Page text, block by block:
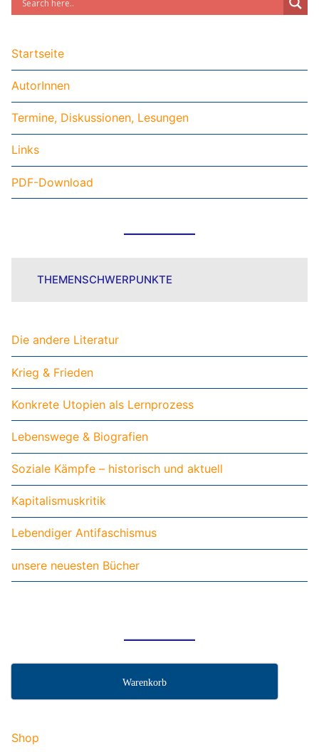
Startseite
AutorInnen
Termine, Diskussionen, Lesungen
Links
PDF-Download
THEMENSCHWERPUNKTE
Die andere Literatur
Krieg & Frieden
Konkrete Utopien als Lernprozess
Lebenswege & Biografien
Soziale Kämpfe – historisch und aktuell
Kapitalismuskritik
Lebendiger Antifaschismus
unsere neuesten Bücher
Warenkorb
Shop